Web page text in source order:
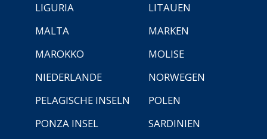
LIGURIA
LITAUEN
MALTA
MARKEN
MAROKKO
MOLISE
NIEDERLANDE
NORWEGEN
PELAGISCHE INSELN
POLEN
PONZA INSEL
SARDINIEN